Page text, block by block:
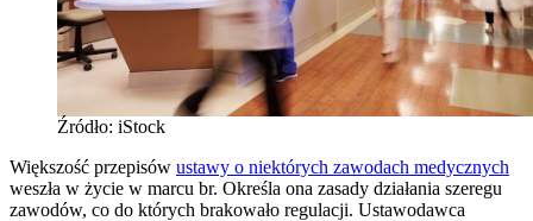
Źródło: iStock
Większość przepisów ustawy o niektórych zawodach medycznych
weszła w życie w marcu br. Określa ona zasady działania szeregu
zawodów, co do których brakowało regulacji. Ustawodawca